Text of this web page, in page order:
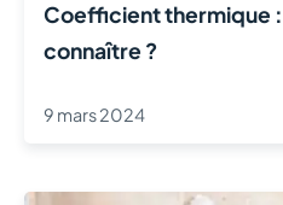
Coefficient thermique :
connaître ?
9 mars 2024